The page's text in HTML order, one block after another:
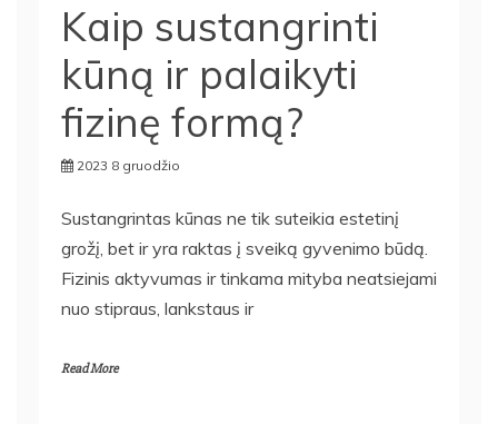
Kaip sustangrinti
kūną ir palaikyti
fizinę formą?
2023 8 gruodžio
Sustangrintas kūnas ne tik suteikia estetinį
grožį, bet ir yra raktas į sveiką gyvenimo būdą.
Fizinis aktyvumas ir tinkama mityba neatsiejami
nuo stipraus, lankstaus ir
Read More